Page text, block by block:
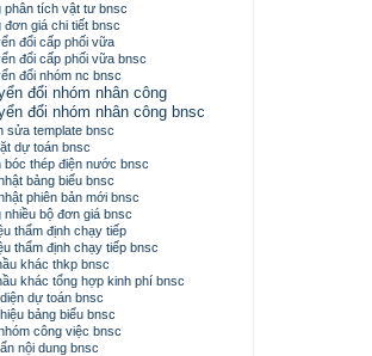
phân tích vật tư bnsc
đơn giá chi tiết bnsc
đổi cấp phối vữa
đổi cấp phối vữa bnsc
đổi nhóm nc bnsc
đổi nhóm nhân công
đổi nhóm nhân công bnsc
sửa template bnsc
dự toán bnsc
bóc thép điện nước bnsc
bảng biểu bnsc
phiên bản mới bnsc
nhiều bộ đơn giá bnsc
thẩm định chạy tiếp
thẩm định chạy tiếp bnsc
khác thkp bnsc
khác tổng hợp kinh phí bnsc
dự toán bnsc
bảng biểu bnsc
công việc bnsc
nội dung bnsc